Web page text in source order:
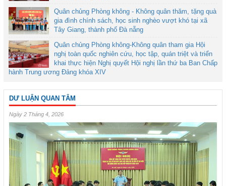
Quân chủng Phòng không - Không quân thăm, tặng quà
gia đình chính sách, học sinh nghèo vượt khó tại xã
Tây Giang, thành phố Đà nẵng
Quân chủng Phòng không-Không quân tham gia Hội
nghị toàn quốc nghiên cứu, học tập, quán triệt và triển
khai thực hiện Nghị quyết Hội nghị lần thứ ba Ban Chấp
hành Trung ương Đảng khóa XIV
DƯ LUẬN QUAN TÂM
Ngày 2 Tháng 4, 2026